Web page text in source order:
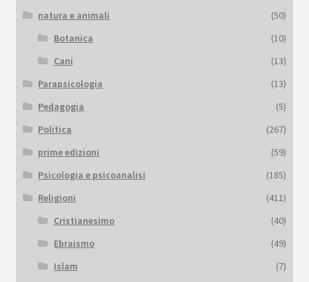
natura e animali
(50)
Botanica
(10)
Cani
(13)
Parapsicologia
(13)
Pedagogia
(5)
Politica
(267)
prime edizioni
(59)
Psicologia e psicoanalisi
(185)
Religioni
(411)
Cristianesimo
(40)
Ebraismo
(49)
Islam
(7)